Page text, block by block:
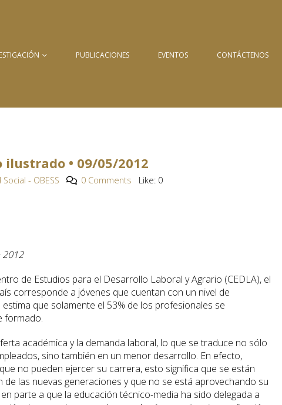
PUBLICACIONES EVENTOS CONTÁCTENOS
ilustrado • 09/05/2012
- OBESS 0 Comments Like: 0
2012
de Estudios para el Desarrollo Laboral y Agrario (CEDLA), el
corresponde a jóvenes que cuentan con un nivel de
que solamente el 53% de los profesionales se
formado.
académica y la demanda laboral, lo que se traduce no sólo
sino también en un menor desarrollo. En efecto,
no pueden ejercer su carrera, esto significa que se están
las nuevas generaciones y que no se está aprovechando su
parte a que la educación técnico-media ha sido delegada a